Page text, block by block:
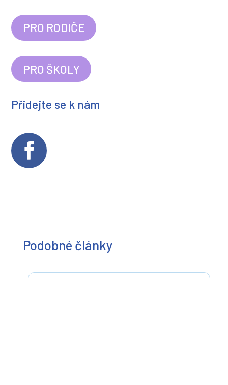
PRO RODIČE
PRO ŠKOLY
Přidejte se k nám
Podobné články